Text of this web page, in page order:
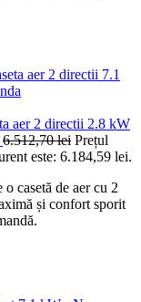
aer 2 directii 2.8 kW
6.512,70lei Prețul
este: 6.184,59 lei.
casetă de aer cu 2
și confort sporit